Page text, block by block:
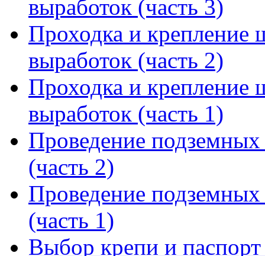
выработок (часть 3)
Проходка и крепление
выработок (часть 2)
Проходка и крепление
выработок (часть 1)
Проведение
(часть 2)
Проведение
(часть 1)
Выбор крепи и паспорт